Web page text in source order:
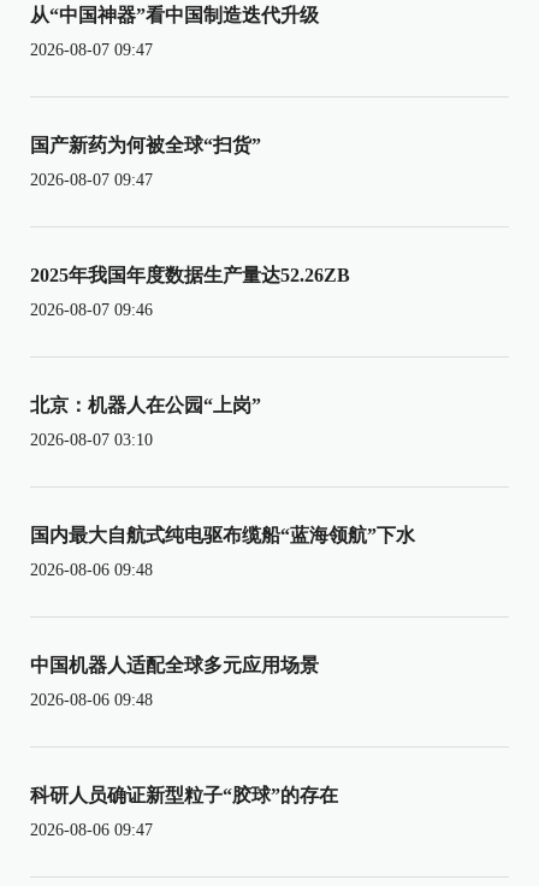
从“中国神器”看中国制造迭代升级
2026-08-07 09:47
国产新药为何被全球“扫货”
2026-08-07 09:47
2025年我国年度数据生产量达52.26ZB
2026-08-07 09:46
北京：机器人在公园“上岗”
2026-08-07 03:10
国内最大自航式纯电驱布缆船“蓝海领航”下水
2026-08-06 09:48
中国机器人适配全球多元应用场景
2026-08-06 09:48
科研人员确证新型粒子“胶球”的存在
2026-08-06 09:47